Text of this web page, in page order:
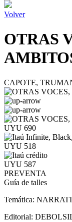
Volver
OTRAS
CAPOTE,
UYU 690
UYU 518
UYU 587
PREVENTA
Guía de talles
Temática:
Editorial: